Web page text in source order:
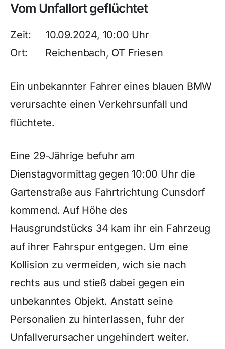
Vom Unfallort geflüchtet
Zeit: 10.09.2024, 10:00 Uhr
Ort: Reichenbach, OT Friesen
Ein unbekannter Fahrer eines blauen BMW
verursachte einen Verkehrsunfall und
flüchtete.
Eine 29-Jährige befuhr am
Dienstagvormittag gegen 10:00 Uhr die
Gartenstraße aus Fahrtrichtung Cunsdorf
kommend. Auf Höhe des
Hausgrundstücks 34 kam ihr ein Fahrzeug
auf ihrer Fahrspur entgegen. Um eine
Kollision zu vermeiden, wich sie nach
rechts aus und stieß dabei gegen ein
unbekanntes Objekt. Anstatt seine
Personalien zu hinterlassen, fuhr der
Unfallverursacher ungehindert weiter.